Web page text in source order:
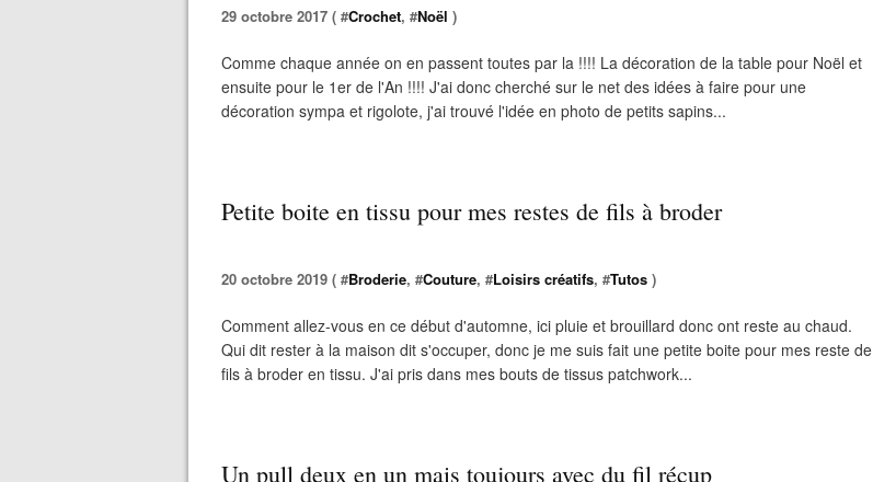
29 octobre 2017 ( #Crochet, #Noël )
Comme chaque année on en passent toutes par la !!!! La décoration de la table pour Noël et
ensuite pour le 1er de l'An !!!! J'ai donc cherché sur le net des idées à faire pour une
décoration sympa et rigolote, j'ai trouvé l'idée en photo de petits sapins...
Petite boite en tissu pour mes restes de fils à broder
20 octobre 2019 ( #Broderie, #Couture, #Loisirs créatifs, #Tutos )
Comment allez-vous en ce début d'automne, ici pluie et brouillard donc ont reste au chaud.
Qui dit rester à la maison dit s'occuper, donc je me suis fait une petite boite pour mes reste de
fils à broder en tissu. J'ai pris dans mes bouts de tissus patchwork...
Un pull deux en un mais toujours avec du fil récup